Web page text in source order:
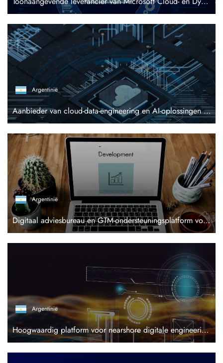
Argentinië
Aanbieder van cloud-data-engineering en AI-oplossingen voor de Amerikaanse markt
Argentinië
Digitaal adviesbureau en GTM-ondersteuningsplatform voor wereldwijde technologiebedrijven
Argentinië
Hoogwaardig platform voor nearshore digitale engineering en AI-oplossingen voor bedrijven in de VS en Europa